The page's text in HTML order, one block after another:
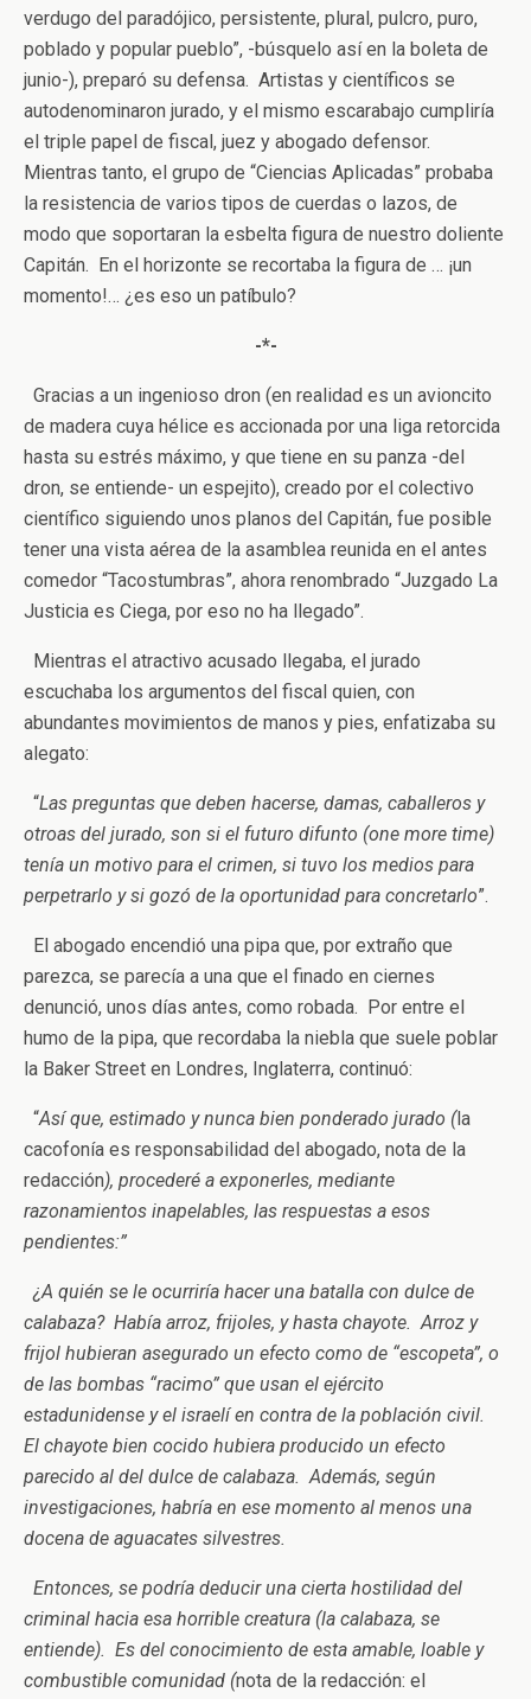
verdugo del paradójico, persistente, plural, pulcro, puro,
poblado y popular pueblo”, -búsquelo así en la boleta de
junio-), preparó su defensa. Artistas y científicos se
autodenominaron jurado, y el mismo escarabajo cumpliría
el triple papel de fiscal, juez y abogado defensor.
Mientras tanto, el grupo de “Ciencias Aplicadas” probaba
la resistencia de varios tipos de cuerdas o lazos, de
modo que soportaran la esbelta figura de nuestro doliente
Capitán. En el horizonte se recortaba la figura de … ¡un
momento!… ¿es eso un patíbulo?
-*-
Gracias a un ingenioso dron (en realidad es un avioncito
de madera cuya hélice es accionada por una liga retorcida
hasta su estrés máximo, y que tiene en su panza -del
dron, se entiende- un espejito), creado por el colectivo
científico siguiendo unos planos del Capitán, fue posible
tener una vista aérea de la asamblea reunida en el antes
comedor “Tacostumbras”, ahora renombrado “Juzgado La
Justicia es Ciega, por eso no ha llegado”.
Mientras el atractivo acusado llegaba, el jurado
escuchaba los argumentos del fiscal quien, con
abundantes movimientos de manos y pies, enfatizaba su
alegato:
“Las preguntas que deben hacerse, damas, caballeros y
otroas del jurado, son si el futuro difunto (one more time)
tenía un motivo para el crimen, si tuvo los medios para
perpetrarlo y si gozó de la oportunidad para concretarlo”.
El abogado encendió una pipa que, por extraño que
parezca, se parecía a una que el finado en ciernes
denunció, unos días antes, como robada. Por entre el
humo de la pipa, que recordaba la niebla que suele poblar
la Baker Street en Londres, Inglaterra, continuó:
“Así que, estimado y nunca bien ponderado jurado (la
cacofonía es responsabilidad del abogado, nota de la
redacción), procederé a exponerles, mediante
razonamientos inapelables, las respuestas a esos
pendientes:”
¿A quién se le ocurriría hacer una batalla con dulce de
calabaza? Había arroz, frijoles, y hasta chayote. Arroz y
frijol hubieran asegurado un efecto como de “escopeta”, o
de las bombas “racimo” que usan el ejército
estadunidense y el israelí en contra de la población civil.
El chayote bien cocido hubiera producido un efecto
parecido al del dulce de calabaza. Además, según
investigaciones, habría en ese momento al menos una
docena de aguacates silvestres.
Entonces, se podría deducir una cierta hostilidad del
criminal hacia esa horrible creatura (la calabaza, se
entiende). Es del conocimiento de esta amable, loable y
combustible comunidad (nota de la redacción: el